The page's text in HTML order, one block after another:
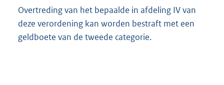
Overtreding van het bepaalde in afdeling IV van
deze verordening kan worden bestraft met een
geldboete van de tweede categorie.